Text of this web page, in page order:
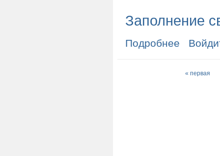
Заполнение
Подробнее о
« первая